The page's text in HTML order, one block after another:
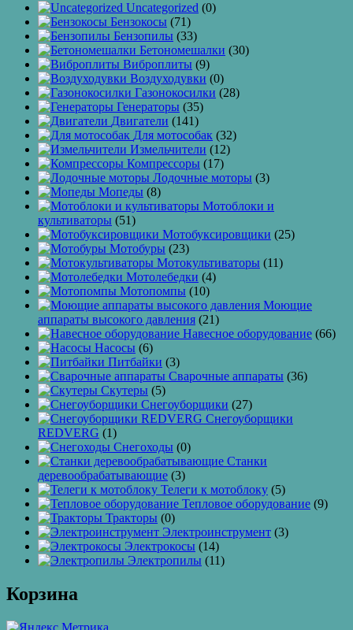
Uncategorized (0)
Бензокосы (71)
Бензопилы (33)
Бетономешалки (30)
Виброплиты (9)
Воздуходувки (0)
Газонокосилки (28)
Генераторы (35)
Двигатели (141)
Для мотособак (32)
Измельчители (12)
Компрессоры (17)
Лодочные моторы (3)
Мопеды (8)
Мотоблоки и
культиваторы (51)
Мотобуксировщики (25)
Мотобуры (23)
Мотокультиваторы (11)
Мотолебедки (4)
Мотопомпы (10)
Моющие
аппараты высокого давления (21)
Навесное оборудование (66)
Насосы (6)
Питбайки (3)
Сварочные аппараты (36)
Скутеры (5)
Снегоуборщики (27)
Снегоуборщики
REDVERG (1)
Снегоходы (0)
Станки
деревообрабатывающие (3)
Телеги к мотоблоку (5)
Тепловое оборудование (9)
Тракторы (0)
Электроинструмент (3)
Электрокосы (14)
Электропилы (11)
Корзина